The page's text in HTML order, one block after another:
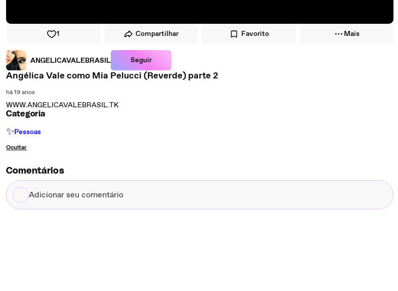
1 Compartilhar Favorito Mais
ANGELICAVALEBRASIL Seguir
Angélica Vale como Mia Pelucci (Reverde) parte 2
há 19 anos
WWW.ANGELICAVALEBRASIL.TK
Categoria
✨Pessoas
Ocultar
Comentários
Adicionar
seu